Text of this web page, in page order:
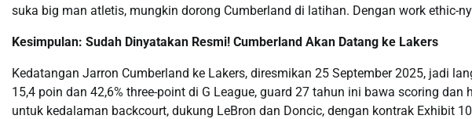
suka big man atletis, mungkin dorong Cumberland di latihan. Dengan work ethic-
Kesimpulan: Sudah Dinyatakan Resmi! Cumberland Akan Datang ke Lakers
Kedatangan Jarron Cumberland ke Lakers, diresmikan 25 September 2025, jadi
15,4 poin dan 42,6% three-point di G League, guard 27 tahun ini bawa scoring
untuk kedalaman backcourt, dukung LeBron dan Doncic, dengan kontrak Exhibit